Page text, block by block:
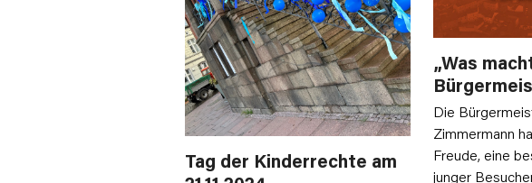
Tag der Kinderrechte am
„Was
Die
Zimmermann
Freude, eine
junger